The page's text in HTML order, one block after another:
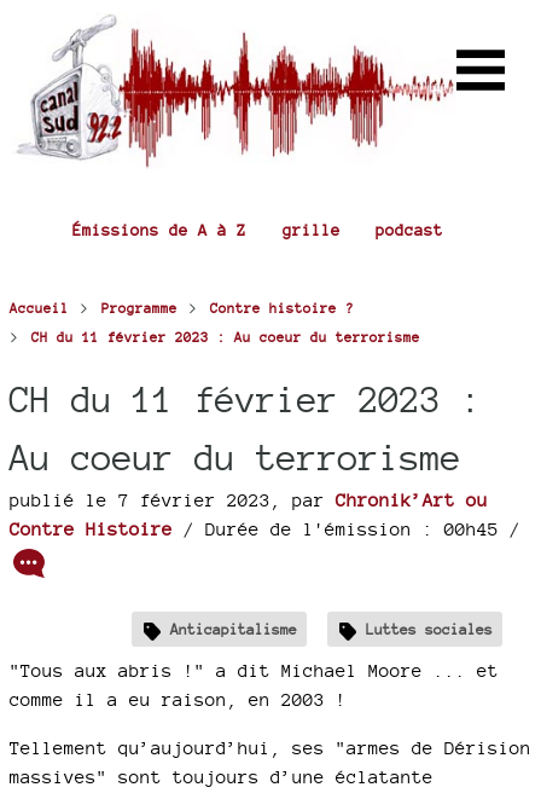
Émissions de A à Z grille podcast
Accueil > Programme > Contre histoire ?
> CH du 11 février 2023 : Au coeur du terrorisme
CH du 11 février 2023 :
Au coeur du terrorisme
publié le 7 février 2023 parChronik’Art ou
Contre Histoire
/ Durée de l'émission : 00h45 /
Anticapitalisme Luttes sociales
"Tous aux abris !" a dit Michael Moore ... et
comme il a eu raison, en 2003 !
Tellement qu’aujourd’hui, ses "armes de Dérision
massives" sont toujours d’une éclatante